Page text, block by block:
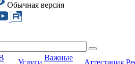
Обычная версия
Услуги
Важные
Аттестация